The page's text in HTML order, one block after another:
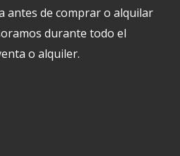
antes de comprar o alquilar
durante todo el
o alquiler.